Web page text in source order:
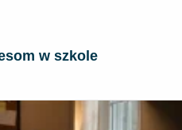
w szkole